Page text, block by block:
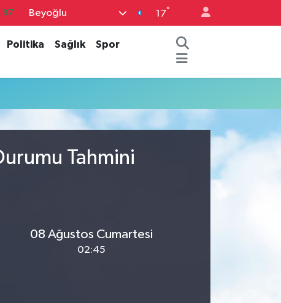
Beyoğlu 17°
Politika Sağlık
Spor
Tahmini
08 Ağustos Cumartesi
02:45